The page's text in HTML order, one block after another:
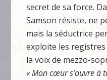
secret de sa force.
Samson résiste, ne
mais la séductrice
exploite les
la voix de mezzo-
« Mon cœur s’ouvre à